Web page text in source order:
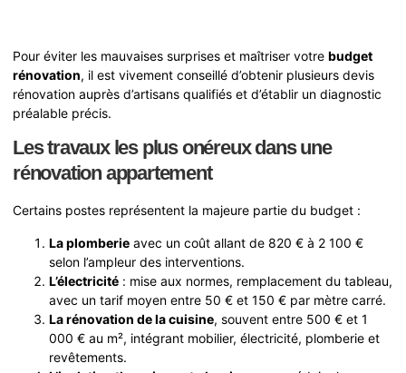
Pour éviter les mauvaises surprises et maîtriser votre budget
rénovation, il est vivement conseillé d’obtenir plusieurs devis
rénovation auprès d’artisans qualifiés et d’établir un diagnostic
préalable précis.
Les travaux les plus onéreux dans une
rénovation appartement
Certains postes représentent la majeure partie du budget :
La plomberie avec un coût allant de 820 € à 2 100 €
selon l’ampleur des interventions.
L’électricité : mise aux normes, remplacement du tableau,
avec un tarif moyen entre 50 € et 150 € par mètre carré.
La rénovation de la cuisine, souvent entre 500 € et 1
000 € au m², intégrant mobilier, électricité, plomberie et
revêtements.